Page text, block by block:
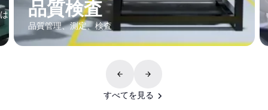
品質検査
品質管理、測定、検査
すべてを見る